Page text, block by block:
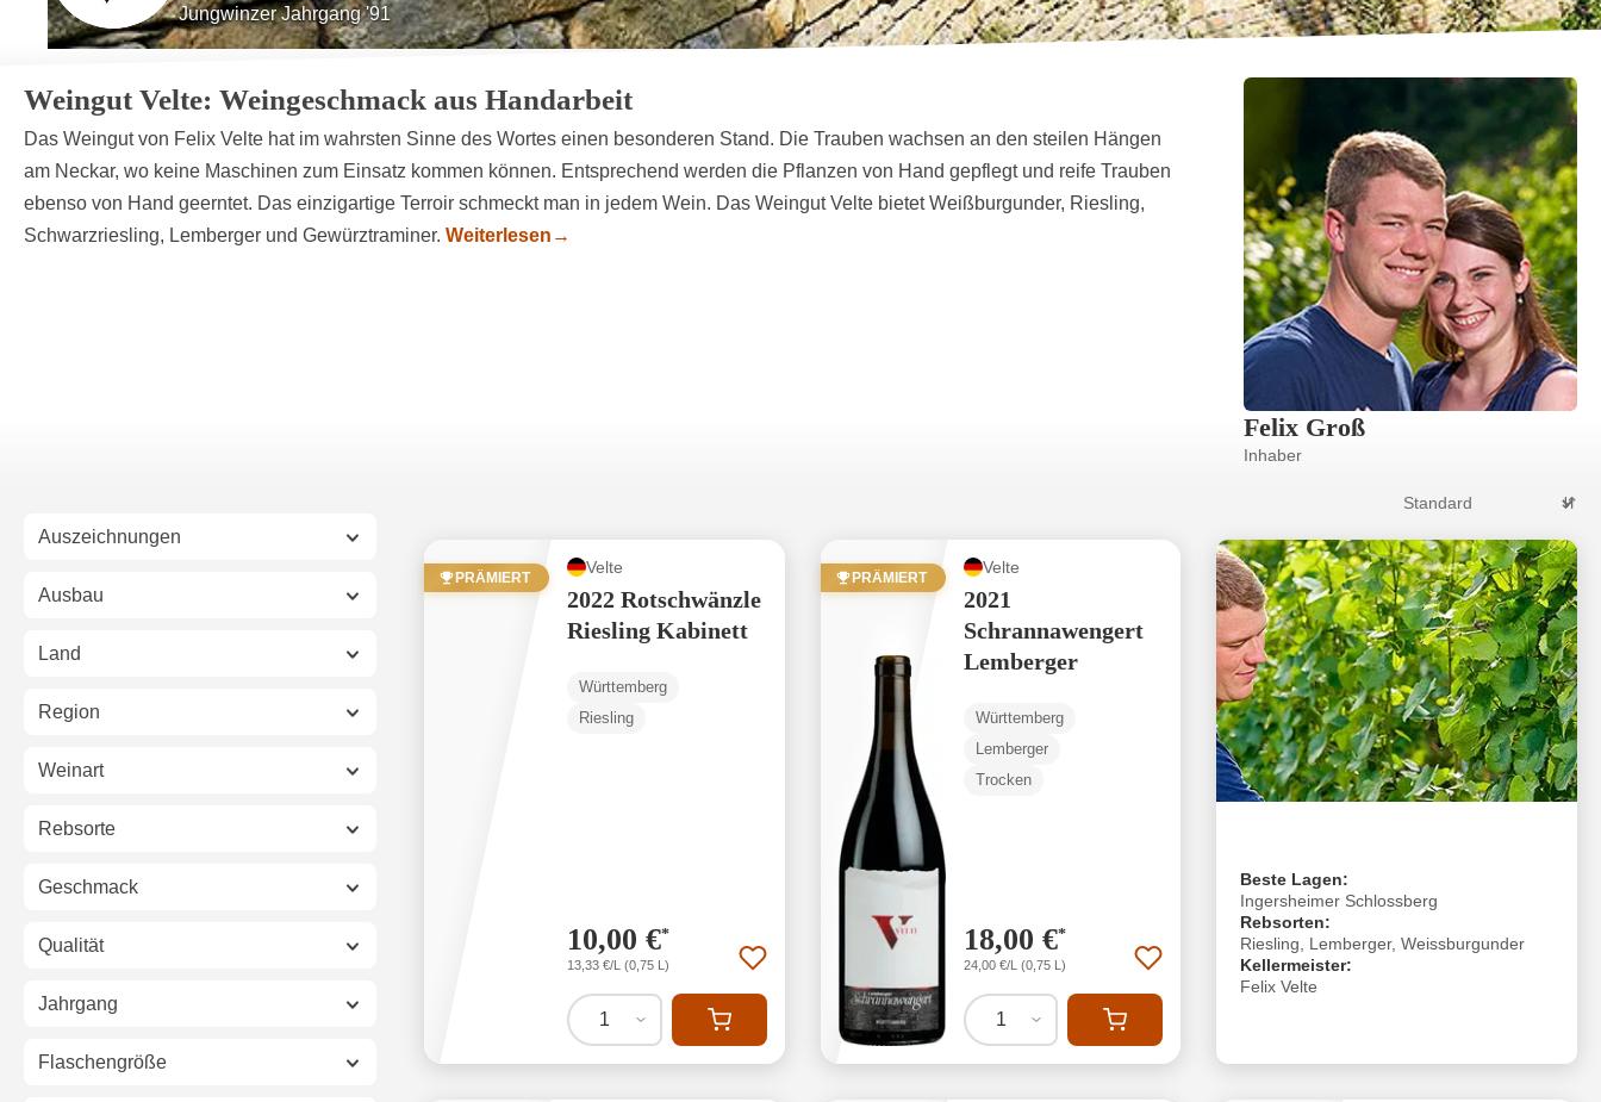
Jungwinzer Jahrgang '91
Erster eigener Weinberg 2016
Weingut Velte: Weingeschmack aus Handarbeit
Das Weingut von Felix Velte hat im wahrsten Sinne des Wortes einen besonderen Stand. Die Trauben wachsen an den steilen Hängen
am Neckar, wo keine Maschinen zum Einsatz kommen können. Entsprechend werden die Pflanzen von Hand gepflegt und reife Trauben
ebenso von Hand geerntet. Das einzigartige Terroir schmeckt man in jedem Wein. Das Weingut Velte bietet Weißburgunder, Riesling,
Schwarzriesling, Lemberger und Gewürztraminer. Weiterlesen →
Felix Groß
Inhaber
Auszeichnungen
Ausbau
Land
Region
Weinart
Rebsorte
Geschmack
Qualität
Jahrgang
Flaschengröße
PRÄMIERT
Velte
2022 Rotschwänzle
Riesling Kabinett
Württemberg
Riesling
10,00 €*
13,33 €/L (0,75 L)
1
PRÄMIERT
Velte
2021
Schrannawengert
Lemberger
Württemberg
Lemberger
Trocken
18,00 €*
24,00 €/L (0,75 L)
1
Beste Lagen:
Ingersheimer Schlossberg
Rebsorten:
Riesling, Lemberger, Weissburgunder
Kellermeister:
Felix Velte